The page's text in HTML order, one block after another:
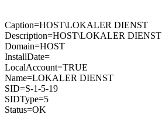
Caption=HOST\LOKALER DIENST
Description=HOST\LOKALER DIENST
Domain=HOST
InstallDate=
LocalAccount=TRUE
Name=LOKALER DIENST
SID=S-1-5-19
SIDType=5
Status=OK